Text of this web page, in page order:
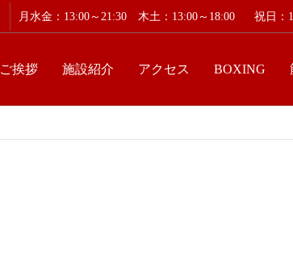
月水金：13:00～21:30 木土：13:00～18:00 祝日：
ご挨拶 施設紹介 アクセス BOXING